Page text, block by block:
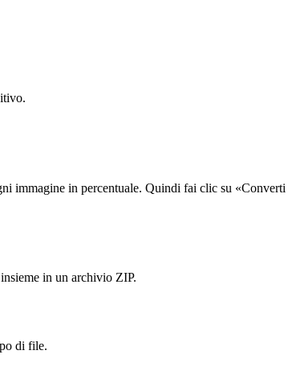
immagine in percentuale. Quindi fai clic su
in un archivio ZIP.
di file.